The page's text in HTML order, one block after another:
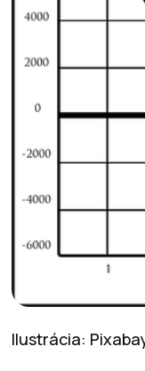
Ilustrácia: